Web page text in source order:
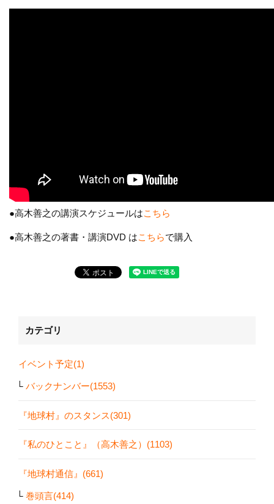
●高木善之の講演スケジュールはこちら
●高木善之の著書・講演DVD はこちらで購入
カテゴリ
イベント予定(1)
バックナンバー(1553)
『地球村』のスタンス(301)
『私のひとこと』（高木善之）(1103)
『地球村通信』(661)
巻頭言(414)